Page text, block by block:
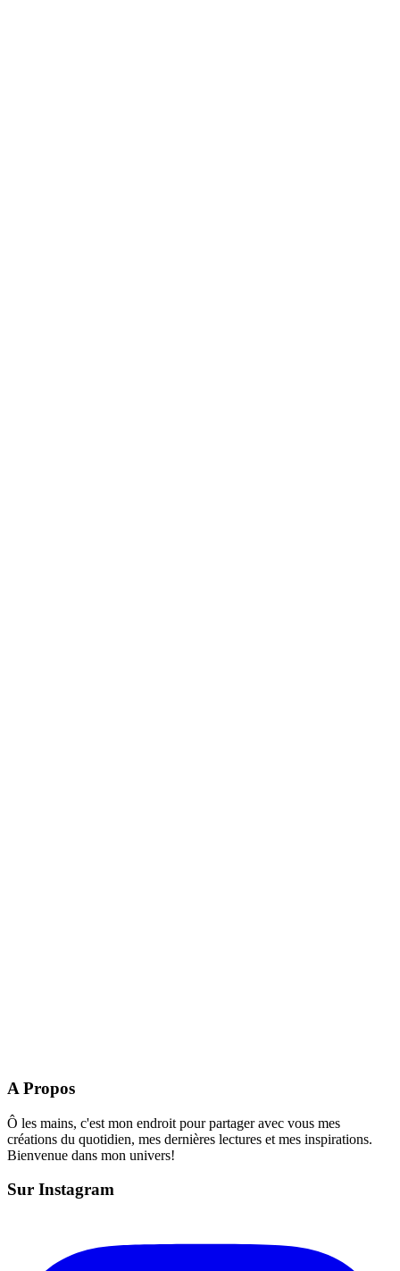
A Propos
Ô les mains, c'est mon endroit pour partager avec vous mes
créations du quotidien, mes dernières lectures et mes inspirations.
Bienvenue dans mon univers!
Sur Instagram